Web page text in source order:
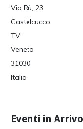
Via Rù, 23
Castelcucco
TV
Veneto
31030
Italia
Eventi in Arrivo